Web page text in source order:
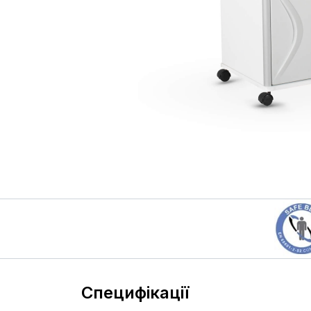
Специфікації